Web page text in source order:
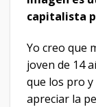
capitalista
Yo creo que
joven de 14
que los pro y
apreciar la